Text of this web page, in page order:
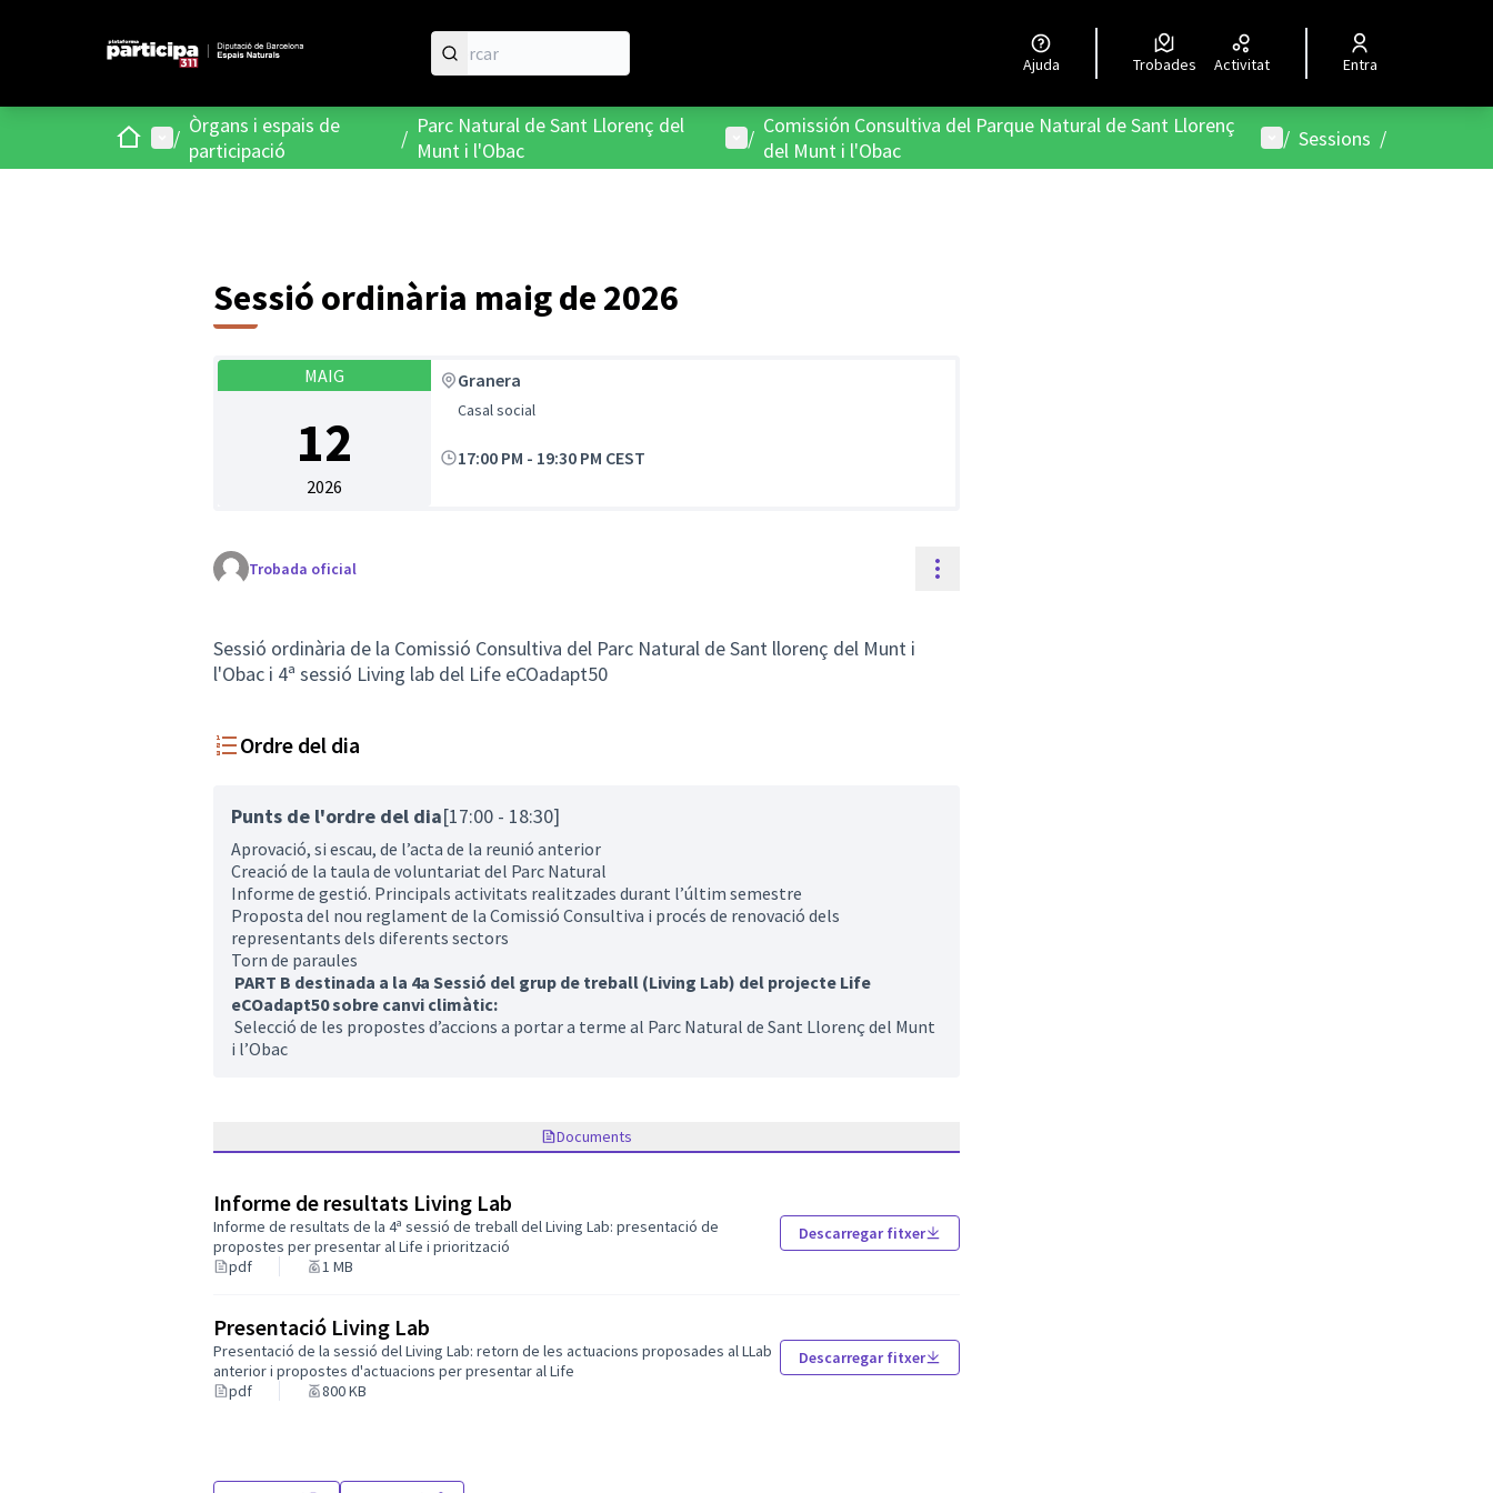
Ajuda Trobades Activitat Entra
Inici Menú principal
/ Òrgans i espais de
participació
/ Parc Natural de Sant Llorenç del
Munt i l'Obac
Menú d'usuari
/ Comissión Consultiva del Parque Natural de Sant Llorenç
del Munt i l'Obac
Menú d'usuari
/ Sessions /
Sessió ordinària maig de 2026
MAIG
12
2026
Granera
Casal social
17:00 PM - 19:30 PM CEST
Trobada oficial Controls de recursos
Sessió ordinària de la Comissió Consultiva del Parc Natural de Sant llorenç del Munt i
l'Obac i 4ª sessió Living lab del Life eCOadapt50
Ordre del dia
Punts de l'ordre del dia[17:00 - 18:30]
Aprovació, si escau, de l’acta de la reunió anterior
Creació de la taula de voluntariat del Parc Natural
Informe de gestió. Principals activitats realitzades durant l’últim semestre
Proposta del nou reglament de la Comissió Consultiva i procés de renovació dels
representants dels diferents sectors
Torn de paraules
PART B destinada a la 4a Sessió del grup de treball (Living Lab) del projecte Life
eCOadapt50 sobre canvi climàtic:
Selecció de les propostes d’accions a portar a terme al Parc Natural de Sant Llorenç del Munt
i l’Obac
Documents
Informe de resultats Living Lab
Informe de resultats de la 4ª sessió de treball del Living Lab: presentació de
propostes per presentar al Life i priorització
pdf
1 MB
Descarregar fitxer
Presentació Living Lab
Presentació de la sessió del Living Lab: retorn de les actuacions proposades al LLab
anterior i propostes d'actuacions per presentar al Life
pdf
800 KB
Descarregar fitxer